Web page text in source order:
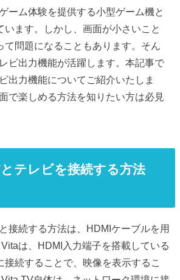
ーム体験を提供する小型ゲーム機と
います。しかし、画面が小さいこと
て問題になることもあります。そん
ビ出力機能が活躍します。本記事で
出力機能についてご紹介いたしま
で楽しめる方法を知りたい方は必見
テレビを接続する方法
接続する方法は、HDMIケーブルを用
は、HDMI入力端子を搭載している
接続することで、映像を表示するこ